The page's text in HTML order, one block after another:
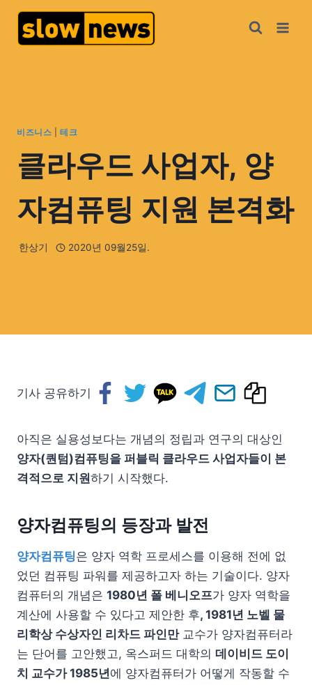
비즈니스 |테크
클라우드 사업자, 양
자컴퓨팅 지원 본격화
한상기 2020년 09월25일.
기사 공유하기
아직은 실용성보다는 개념의 정립과 연구의 대상인
양자(퀀텀)컴퓨팅을 퍼블릭 클라우드 사업자들이 본
격적으로 지원하기 시작했다.
양자컴퓨팅의 등장과 발전
양자컴퓨팅은 양자 역학 프로세스를 이용해 전에 없
었던 컴퓨팅 파워를 제공하고자 하는 기술이다. 양자
컴퓨터의 개념은 1980년 폴 베니오프가 양자 역학을
계산에 사용할 수 있다고 제안한 후, 1981년 노벨 물
리학상 수상자인 리차드 파인만교수가 양자컴퓨터라
는 단어를 고안했고, 옥스퍼드 대학의 데이비드 도이
치 교수가 1985년에 양자컴퓨터가 어떻게 작동할 수